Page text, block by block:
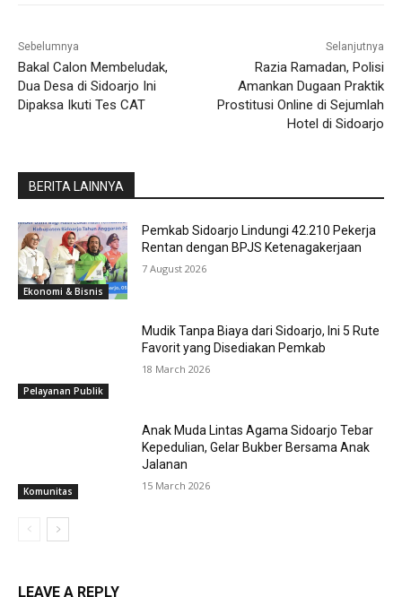
Sebelumnya
Bakal Calon Membeludak,
Dua Desa di Sidoarjo Ini
Dipaksa Ikuti Tes CAT
Selanjutnya
Razia Ramadan, Polisi
Amankan Dugaan Praktik
Prostitusi Online di Sejumlah
Hotel di Sidoarjo
BERITA LAINNYA
Ekonomi & Bisnis
Pemkab Sidoarjo Lindungi 42.210 Pekerja
Rentan dengan BPJS Ketenagakerjaan
7 August 2026
Pelayanan Publik
Mudik Tanpa Biaya dari Sidoarjo, Ini 5 Rute
Favorit yang Disediakan Pemkab
18 March 2026
Komunitas
Anak Muda Lintas Agama Sidoarjo Tebar
Kepedulian, Gelar Bukber Bersama Anak
Jalanan
15 March 2026
LEAVE A REPLY